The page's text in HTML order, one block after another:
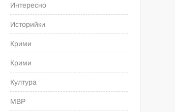
Интересно
Историйки
Крими
Крими
Култура
МВР